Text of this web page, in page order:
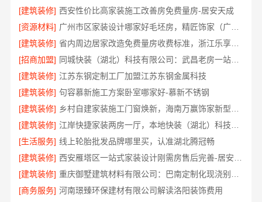
[建筑装修] 西安性价比高家装施工改善房免费量房-居安天成
[资源材料]
广州市区家装设计哪家好毛坯房，精匠饰家（广州）家居建材有限公司全铝定制
[建筑装修]
省内周边居家改造免费量房收费标准，浙江乐享新材料有限公司
[招商加盟]
同城快装（湖北）科技有限公司：武昌老房一站式装修北欧风靠谱
[建筑装修] 江苏东钢定制工厂加盟江苏东钢金属科技
[建筑装修] 句容慕新施工方案卧室哪家好-慕新不锈钢
[建筑装修]
[建筑装修]
[生活服务] 线上轮胎批发品牌哪里买，认准湖北腾冠畅
[建筑装修]
[建筑装修]
[商务服务] 河南璟臻环保建材有限公司解读洛阳装饰费用